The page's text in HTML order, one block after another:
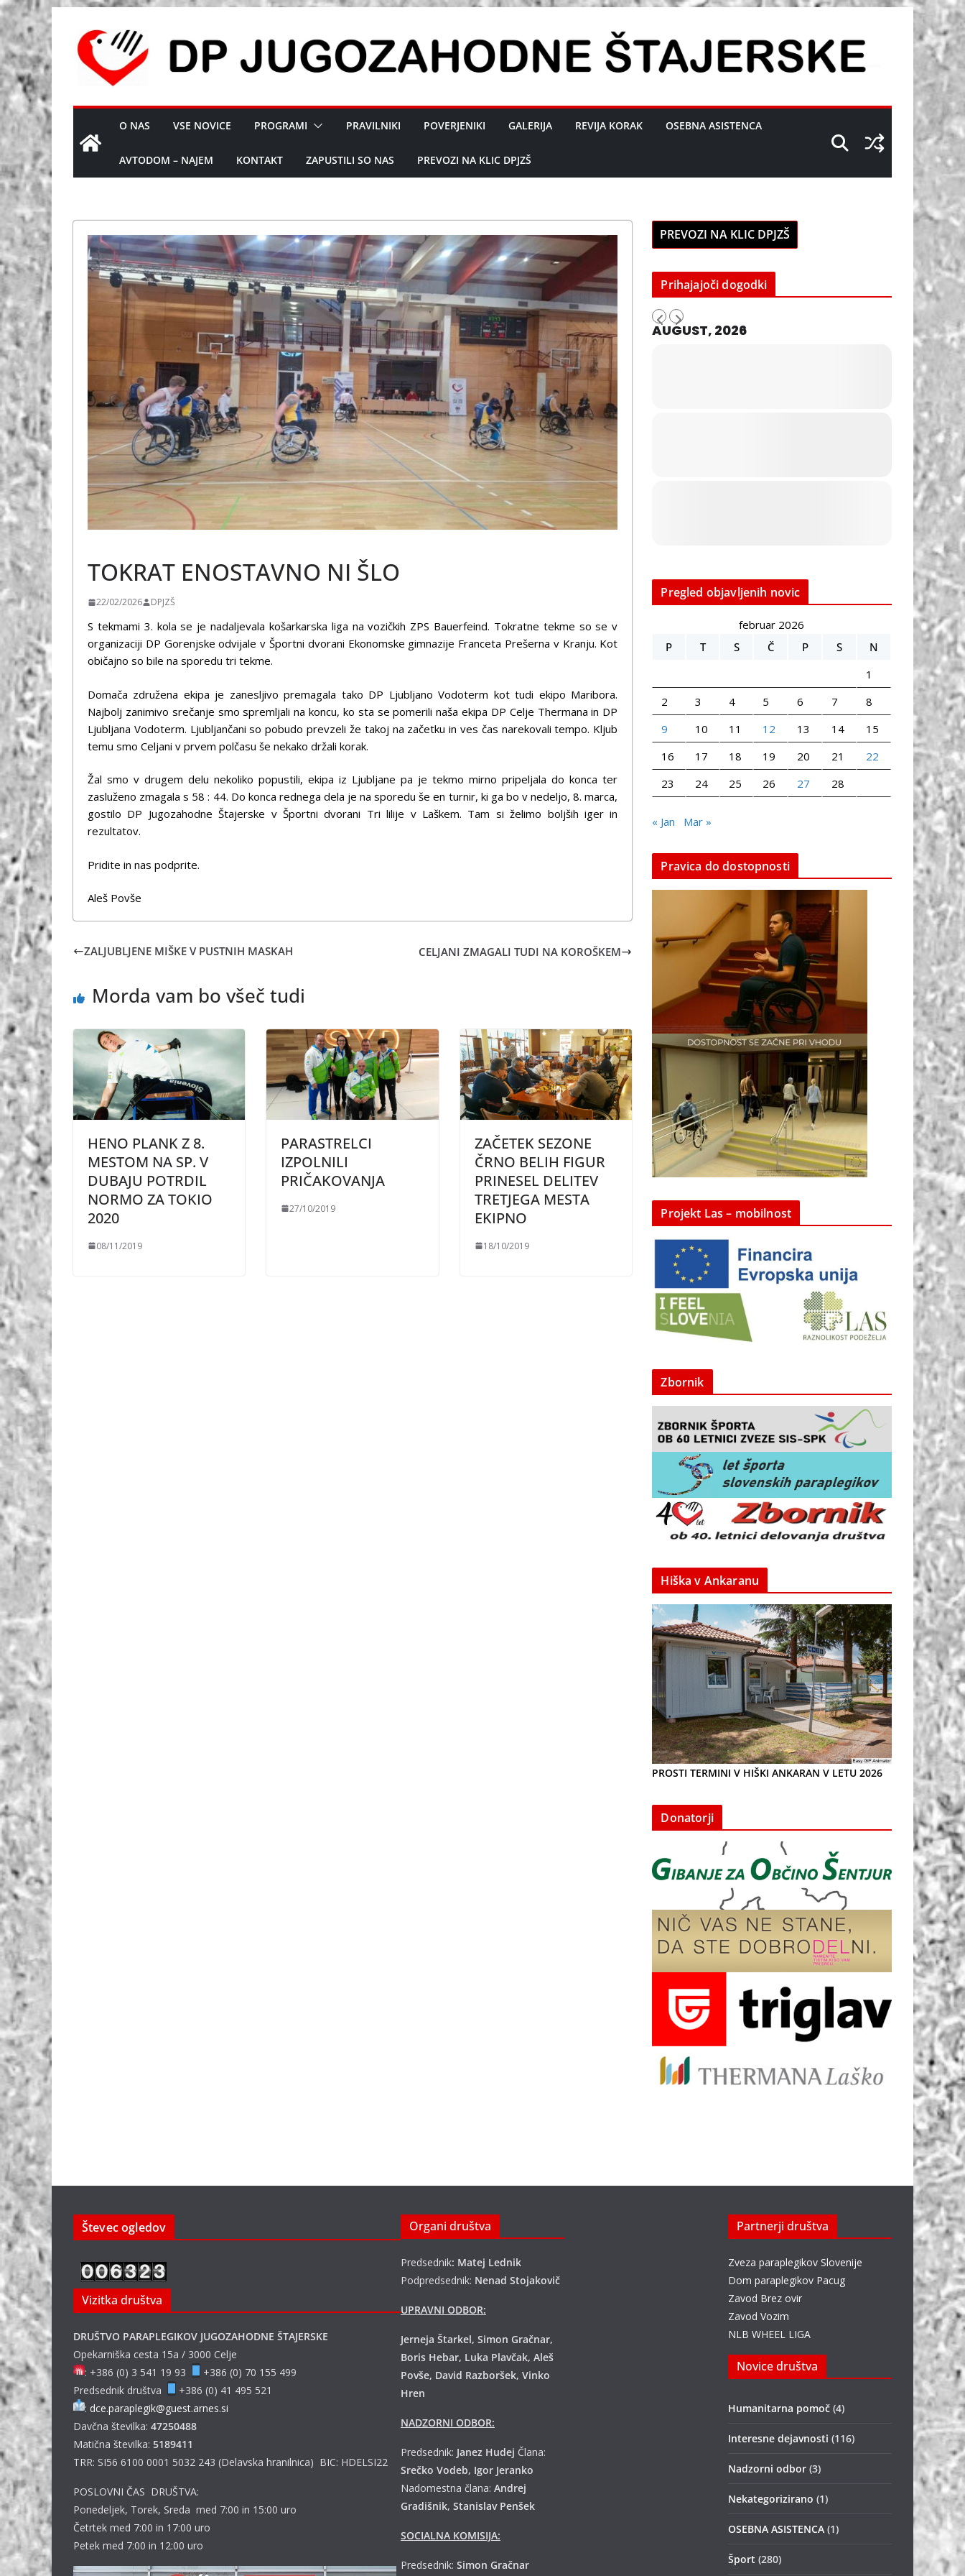
Skip
content
O NAS VSE NOVICE PROGRAMI PRAVILNIKI POVERJENIKI GALERIJA REVIJA KORAK OSEBNA ASISTENCA
AVTODOM – NAJEM KONTAKT ZAPUSTILI SO NAS PREVOZI NA KLIC DPJZŠ
TOKRAT ENOSTAVNO NI ŠLO
22/02/2026 DPJZŠ
S tekmami 3. kola se je nadaljevala košarkarska liga na vozičkih ZPS Bauerfeind. Tokratne tekme so se v
organizaciji DP Gorenjske odvijale v Športni dvorani Ekonomske gimnazije Franceta Prešerna v Kranju. Kot
običajno so bile na sporedu tri tekme.
Domača združena ekipa je zanesljivo premagala tako DP Ljubljano Vodoterm kot tudi ekipo Maribora.
Najbolj zanimivo srečanje smo spremljali na koncu, ko sta se pomerili naša ekipa DP Celje Thermana in DP
Ljubljana Vodoterm. Ljubljančani so pobudo prevzeli že takoj na začetku in ves čas narekovali tempo. Kljub
temu smo Celjani v prvem polčasu še nekako držali korak.
Žal smo v drugem delu nekoliko popustili, ekipa iz Ljubljane pa je tekmo mirno pripeljala do konca ter
zasluženo zmagala s 58 : 44. Do konca rednega dela je na sporedu še en turnir, ki ga bo v nedeljo, 8. marca,
gostilo DP Jugozahodne Štajerske v Športni dvorani Tri lilije v Laškem. Tam si želimo boljših iger in
rezultatov.
Pridite in nas podprite.
Aleš Povše
ZALJUBLJENE MIŠKE V PUSTNIH MASKAH CELJANI ZMAGALI TUDI NA KOROŠKEM
Morda vam bo všeč tudi
HENO PLANK Z 8.
MESTOM NA SP. V
DUBAJU POTRDIL
NORMO ZA TOKIO
2020
08/11/2019
PARASTRELCI
IZPOLNILI
PRIČAKOVANJA
27/10/2019
ZAČETEK SEZONE
ČRNO BELIH FIGUR
PRINESEL DELITEV
TRETJEGA MESTA
EKIPNO
18/10/2019
PREVOZI NA KLIC DPJZŠ
Prihajajoči dogodki
AUGUST, 2026
Pregled objavljenih novic
februar 2026
P
T S Č P S
N
1
2
3 4 5 6 7
8
9
10 11 12 13 14
15
16
17 18 19 20 21
22
23
24 25 26 27 28
« Jan Mar »
Pravica do dostopnosti
Projekt Las – mobilnost
Zbornik
Hiška v Ankaranu
PROSTI TERMINI V HIŠKI ANKARAN V LETU 2026
Donatorji
Števec ogledov
Vizitka društva
DRUŠTVO PARAPLEGIKOV JUGOZAHODNE ŠTAJERSKE
Opekarniška cesta 15a / 3000 Celje
: +386 (0) 3 541 19 93
+386 (0) 70 155 499
Predsednik društva
+386 (0) 41 495 521
: dce.paraplegik@guest.arnes.si
Davčna številka: 47250488
Matična številka: 5189411
TRR: SI56 6100 0001 5032 243 (Delavska hranilnica) BIC: HDELSI22
POSLOVNI ČAS DRUŠTVA:
Ponedeljek, Torek, Sreda med 7:00 in 15:00 uro
Četrtek med 7:00 in 17:00 uro
Petek med 7:00 in 12:00 uro
Organi društva
Predsednik: Matej Lednik
Podpredsednik: Nenad Stojakovič
UPRAVNI ODBOR:
Jerneja Štarkel, Simon Gračnar,
Boris Hebar, Luka Plavčak, Aleš
Povše, David Razboršek, Vinko
Hren
NADZORNI ODBOR:
Predsednik: Janez Hudej Člana:
Srečko Vodeb, Igor Jeranko
Nadomestna člana: Andrej
Gradišnik, Stanislav Penšek
SOCIALNA KOMISIJA:
Predsednik: Simon Gračnar
Partnerji društva
Zveza paraplegikov Slovenije
Dom paraplegikov Pacug
Zavod Brez ovir
Zavod Vozim
NLB WHEEL LIGA
Novice društva
Humanitarna pomoč (4)
Interesne dejavnosti (116)
Nadzorni odbor (3)
Nekategorizirano (1)
OSEBNA ASISTENCA (1)
Šport (280)